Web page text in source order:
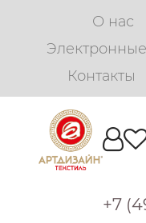
О нас
Электронные
Контакты
+7